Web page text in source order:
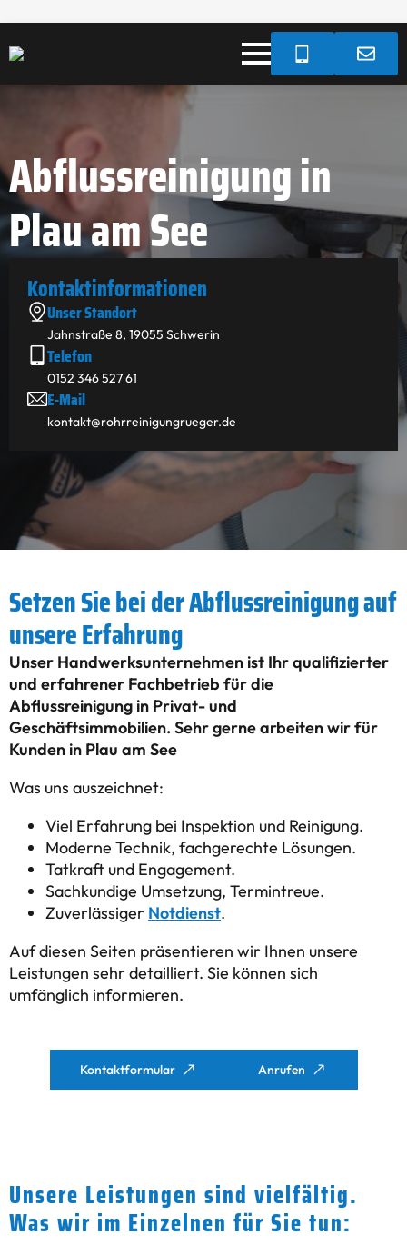
Abflussreinigung in
Plau am See
Kontakt­informationen
Unser Standort
Jahnstraße 8, 19055 Schwerin
Telefon
0152 346 527 61
E-Mail
kontakt@rohrreinigungrueger.de
Setzen Sie bei der Abflussreinigung auf
unsere Erfahrung
Unser Handwerksunternehmen ist Ihr qualifizierter
und erfahrener Fachbetrieb für die
Abflussreinigung in Privat- und
Geschäftsimmobilien. Sehr gerne arbeiten wir für
Kunden in Plau am See
Was uns auszeichnet:
Viel Erfahrung bei Inspektion und Reinigung.
Moderne Technik, fachgerechte Lösungen.
Tatkraft und Engagement.
Sachkundige Umsetzung, Termintreue.
Zuverlässiger Notdienst.
Auf diesen Seiten präsentieren wir Ihnen unsere
Leistungen sehr detailliert. Sie können sich
umfänglich informieren.
Kontaktformular Anrufen
Unsere Leistungen sind vielfältig.
Was wir im Einzelnen für Sie tun: